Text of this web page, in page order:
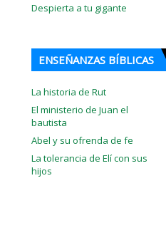
Despierta a tu gigante
ENSEÑANZAS BÍBLICAS
La historia de Rut
El ministerio de Juan el
bautista
Abel y su ofrenda de fe
La tolerancia de Elí con sus
hijos